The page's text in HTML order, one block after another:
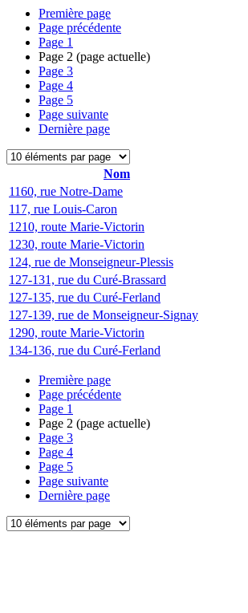
Première page
Page précédente
Page 1
Page 2 (page actuelle)
Page 3
Page 4
Page 5
Page suivante
Dernière page
Nom
1160, rue Notre-Dame
117, rue Louis-Caron
1210, route Marie-Victorin
1230, route Marie-Victorin
124, rue de Monseigneur-Plessis
127-131, rue du Curé-Brassard
127-135, rue du Curé-Ferland
127-139, rue de Monseigneur-Signay
1290, route Marie-Victorin
134-136, rue du Curé-Ferland
Première page
Page précédente
Page 1
Page 2 (page actuelle)
Page 3
Page 4
Page 5
Page suivante
Dernière page